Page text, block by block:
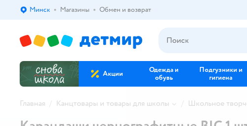
Выбор адреса доставки.
Минск Магазины Обмен и возврат
Акции
Одежда и
обувь
Подгузники и
гигиена
Главная Канцтовары и товары для школы Школьное